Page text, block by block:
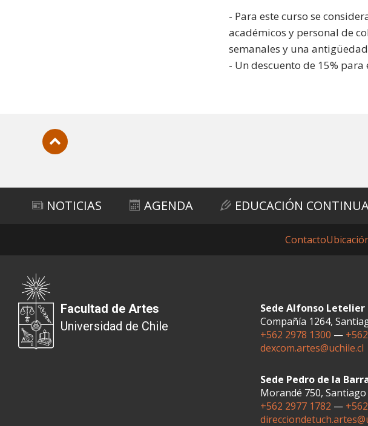
- Para este curso se
académicos y personal de
semanales y una
- Un descuento de 15%
NOTICIAS AGENDA EDUCACIÓN
Contacto
Facultad de Artes
Universidad de Chile
Sede Alfonso Letelier
Compañía 1264,
+562 2978 1300 —
dexcom.artes@uchile.cl
Sede Pedro de la
Morandé 750, Santiago
+562 2977 1782 —